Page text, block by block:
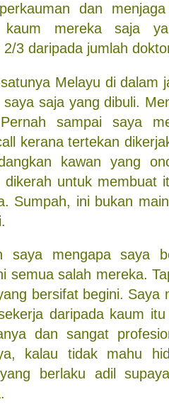
dan
mereka saja
2/3 daripada jumlah
Melayu di dalam
saja yang dibuli.
sampai saya
kerana tertekan
kawan yang
dikerah untuk membuat
Sumpah, ini bukan
saya mengapa saya
semua salah mereka.
bersifat begini. Saya
daripada kaum
dan sangat
kalau tidak mahu
berlaku adil